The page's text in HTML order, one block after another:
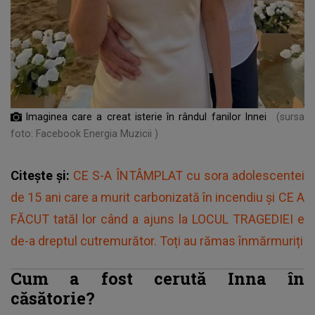
Imaginea care a creat isterie în rândul fanilor Innei
(sursa
foto: Facebook Energia Muzicii )
Citește și: CE S-A ÎNTÂMPLAT cu sora adolescentei
de 15 ani care a murit carbonizată în incendiu și CE A
FĂCUT tatăl lor când a ajuns la LOCUL TRAGEDIEI e
de-a dreptul cutremurător. Toți au rămas înmărmuriți
Cum a fost cerută Inna în
căsătorie?